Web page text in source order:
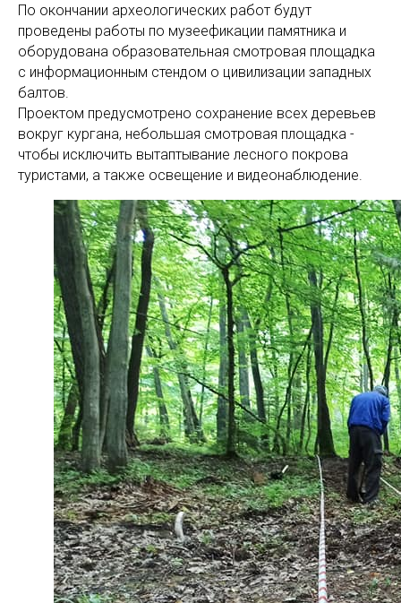
По окончании археологических работ будут
проведены работы по музеефикации памятника и
оборудована образовательная смотровая площадка
с информационным стендом о цивилизации западных
балтов.
Проектом предусмотрено сохранение всех деревьев
вокруг кургана, небольшая смотровая площадка -
чтобы исключить вытаптывание лесного покрова
туристами, а также освещение и видеонаблюдение.